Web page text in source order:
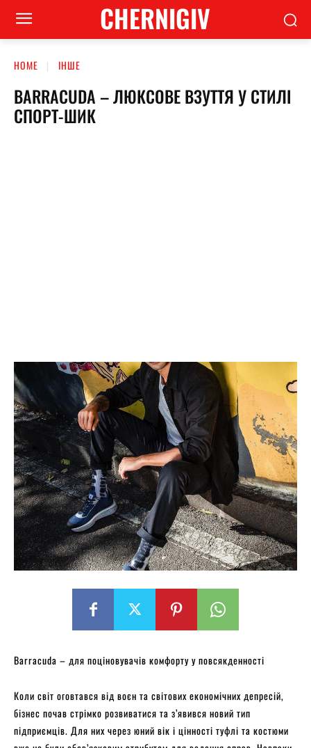
CHERNIGIV
HOME ІНШЕ
BARRACUDA – ЛЮКСОВЕ ВЗУТТЯ У СТИЛІ
СПОРТ-ШИК
Barracuda – для поціновувачів комфорту у повсякденності
Коли світ оговтався від воєн та світових економічних депресій,
бізнес почав стрімко розвиватися та з’явився новий тип
підприємців. Для них через юний вік і цінності туфлі та костюми